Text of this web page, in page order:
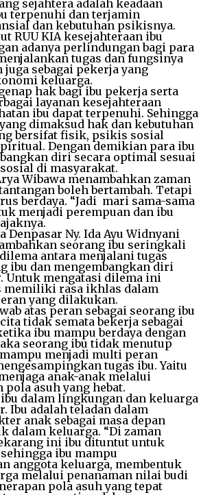
sejahtera adalah keadaan
terpenuhi dan terjamin
dan kebutuhan psikisnya.
RUU KIA kesejahteraan ibu
adanya perlindungan bagi para
tugas dan fungsinya
juga sebagai pekerja yang
keluarga.
hak bagi ibu pekerja serta
layanan kesejahteraan
ibu dapat terpenuhi. Sehingga
dimaksud hak dan kebutuhan
bersifat fisik, psikis sosial
Dengan demikian para ibu
diri secara optimal sesuai
di masyarakat.
Wibawa menambahkan zaman
boleh bertambah. Tetapi
berdaya. “Jadi mari sama-sama
menjadi perempuan dan ibu
Denpasar Ny. Ida Ayu Widnyani
seorang ibu seringkali
antara menjalani tugas
ibu dan mengembangkan diri
Untuk mengatasi dilema ini
memiliki rasa ikhlas dalam
yang dilakukan.
atas peran sebagai seorang ibu
tidak semata bekerja sebagai
ibu mampu berdaya dengan
seorang ibu tidak menutup
menjadi multi peran
tugas ibu. Yaitu
anak-anak melalui
pola asuh yang hebat.
dalam lingkungan dan keluarga
Ibu adalah teladan dalam
anak sebagai masa depan
dalam keluarga. “Di zaman
ini ibu dituntut untuk
ibu mampu
anggota keluarga, membentuk
melalui penanaman nilai budi
pola asuh yang tepat